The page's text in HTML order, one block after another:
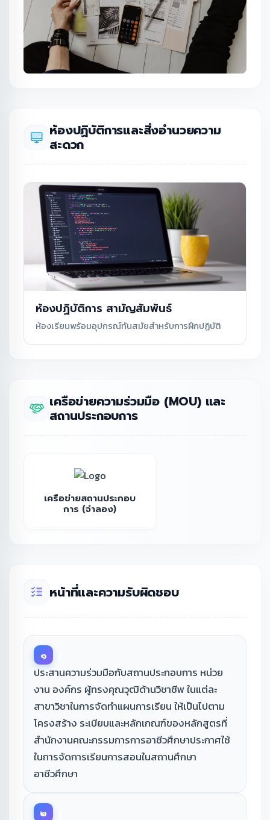
ห้องปฏิบัติการและสิ่งอำนวยความ
สะดวก
ห้องปฏิบัติการ สามัญสัมพันธ์
ห้องเรียนพร้อมอุปกรณ์ทันสมัยสำหรับการฝึกปฏิบัติ
เครือข่ายความร่วมมือ (MOU) และ
สถานประกอบการ
เครือข่ายสถานประกอบ
การ (จำลอง)
หน้าที่และความรับผิดชอบ
๑
ประสานความร่วมมือกับสถานประกอบการ หน่วย
งาน องค์กร ผู้ทรงคุณวุฒิด้านวิชาชีพ ในแต่ละ
สาขาวิชาในการจัดทำแผนการเรียน ให้เป็นไปตาม
โครงสร้าง ระเบียบและหลักเกณฑ์ของหลักสูตรที่
สำนักงานคณะกรรมการการอาชีวศึกษาประกาศใช้
ในการจัดการเรียนการสอนในสถานศึกษา
อาชีวศึกษา
๒